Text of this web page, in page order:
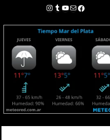
Instagram
Tumblr
YouTube
Correo electrónico
Facebook